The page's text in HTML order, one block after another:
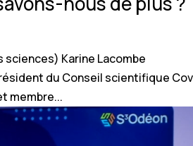
Karine Lacombe
du Conseil scientifique
membre...